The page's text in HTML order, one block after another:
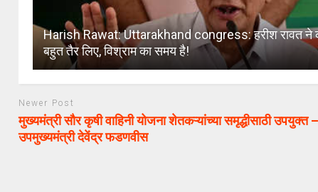
Harish Rawat: Uttarakhand congress: हरीश रावत ने
बहुत तैर लिए, विश्राम का समय है!
Newer Post
मुख्यमंत्री सौर कृषी वाहिनी योजना शेतकऱ्यांच्या समृद्धीसाठी उपयुक्त –
उपमुख्यमंत्री देवेंद्र फडणवीस